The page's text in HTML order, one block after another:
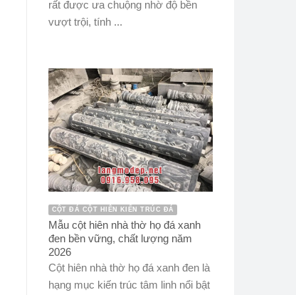
rất được ưa chuộng nhờ độ bền
vượt trội, tính ...
CỘT ĐÁ CỘT HIÊN KIẾN TRÚC ĐÁ
Mẫu cột hiên nhà thờ họ đá xanh
đen bền vững, chất lượng năm
2026
Cột hiên nhà thờ họ đá xanh đen là
hạng mục kiến trúc tâm linh nổi bật